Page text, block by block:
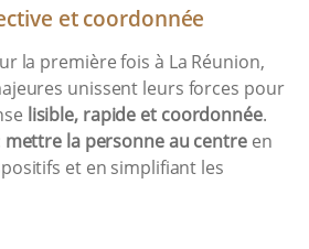
et coordonnée
la première fois à La Réunion,
unissent leurs forces pour
lisible, rapide et coordonnée.
mettre la personne au centreen
et en simplifiant les